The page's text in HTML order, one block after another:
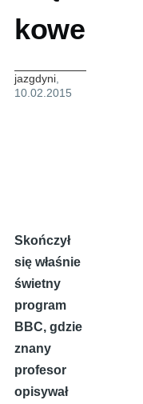
kowe
jazgdyni,
10.02.2015
Skończył
się właśnie
świetny
program
BBC, gdzie
znany
profesor
opisywał